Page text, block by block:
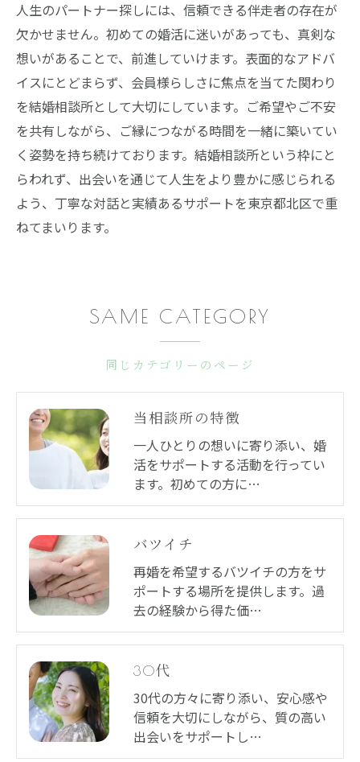
人生のパートナー探しには、信頼できる伴走者の存在が
欠かせません。初めての婚活に迷いがあっても、真剣な
想いがあることで、前進していけます。表面的なアドバ
イスにとどまらず、会員様らしさに焦点を当てた関わり
を結婚相談所として大切にしています。ご希望やご不安
を共有しながら、ご縁につながる時間を一緒に築いてい
く姿勢を持ち続けております。結婚相談所という枠にと
らわれず、出会いを通じて人生をより豊かに感じられる
よう、丁寧な対話と実績あるサポートを東京都北区で重
ねてまいります。
同じカテゴリーのページ
SAME CATEGORY
当相談所の特徴
一人ひとりの想いに寄り添い、婚
活をサポートする活動を行ってい
ます。初めての方に…
バツイチ
再婚を希望するバツイチの方をサ
ポートする場所を提供します。過
去の経験から得た価…
30代
30代の方々に寄り添い、安心感や
信頼を大切にしながら、質の高い
出会いをサポートし…